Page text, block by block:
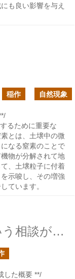
も良い影響を与え
稲作 自然現象
るために重要な
とは、土壌中の微
なる窒素のことで
物が分解されて地
、土壌粒子に付着
示唆し、その増強
ています。
米の粒を大きくしたいという相談があったの続き
した概要 **/